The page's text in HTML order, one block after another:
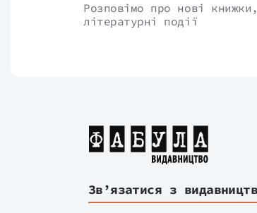
Розповімо про нові
літературні події
Зв’язатися з